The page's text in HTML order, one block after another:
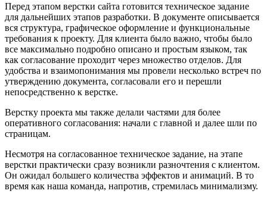
Перед этапом верстки сайта готовится техническое задание
для дальнейших этапов разработки. В документе описывается
вся структура, графическое оформление и функциональные
требования к проекту. Для клиента было важно, чтобы было
все максимально подробно описано и простым языком, так
как согласование проходит через множество отделов. Для
удобства и взаимопонимания мы провели несколько встреч по
утверждению документа, согласовали его и перешли
непосредственно к верстке.
Верстку проекта мы также делали частями для более
оперативного согласования: начали с главной и далее шли по
страницам.
Несмотря на согласованное техническое задание, на этапе
верстки практически сразу возникли разночтения с клиентом.
Он ожидал большего количества эффектов и анимаций. В то
время как наша команда, напротив, стремилась минимализму.